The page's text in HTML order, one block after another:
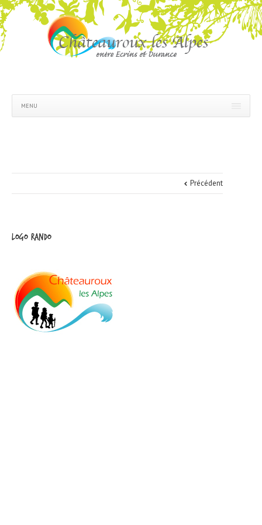
MENU
Précédent
logo rando